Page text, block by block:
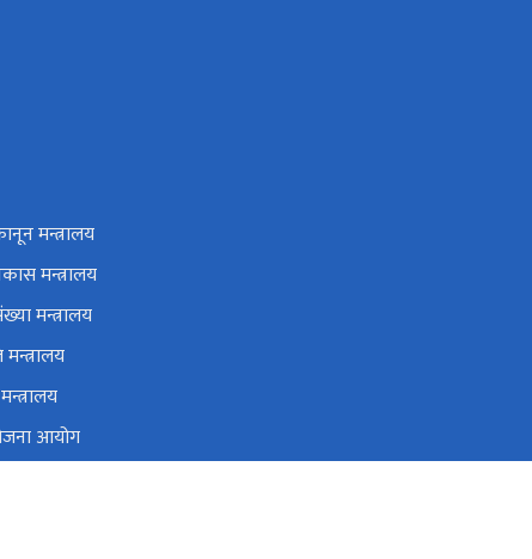
मन्त्रालय
मन्त्रालय
मन्त्रालय
आयोग